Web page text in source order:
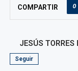
COMPARTIR 0
JESÚS TORRES
Seguir